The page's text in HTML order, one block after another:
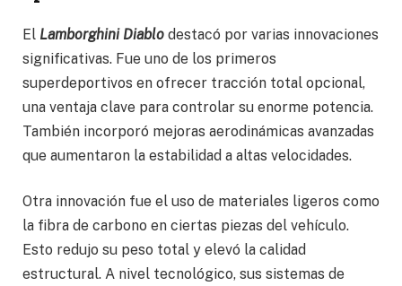
El Lamborghini Diablo destacó por varias innovaciones
significativas. Fue uno de los primeros
superdeportivos en ofrecer tracción total opcional,
una ventaja clave para controlar su enorme potencia.
También incorporó mejoras aerodinámicas avanzadas
que aumentaron la estabilidad a altas velocidades.
Otra innovación fue el uso de materiales ligeros como
la fibra de carbono en ciertas piezas del vehículo.
Esto redujo su peso total y elevó la calidad
estructural. A nivel tecnológico, sus sistemas de